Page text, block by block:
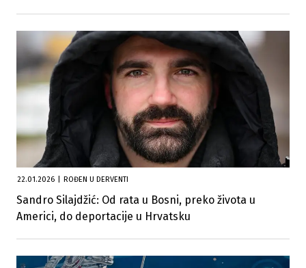
22.01.2026 ROĐEN U DERVENTI
Sandro Silajdžić: Od rata u Bosni, preko života u
Americi, do deportacije u Hrvatsku